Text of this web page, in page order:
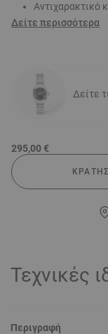
Αντιχαρακτικό
Δείτε περισσότερα
Δείτε
295,00 €
Τεχνικές
Περιγραφή